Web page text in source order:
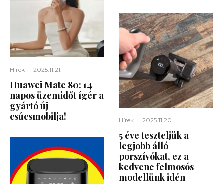
Hírek · 2025.11.21.
Huawei Mate 80: 14
napos üzemidőt ígér a
gyártó új
csúcsmobilja!
Hírek · 2025.11.20.
5 éve teszteljük a
legjobb álló
porszívókat, ez a
kedvenc felmosós
modellünk idén